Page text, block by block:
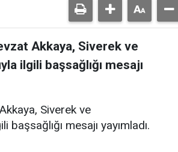
Akkaya, Siverek ve
ilgili başsağlığı mesajı
Siverek ve
mesajı yayımladı.